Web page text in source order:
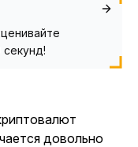
довольно